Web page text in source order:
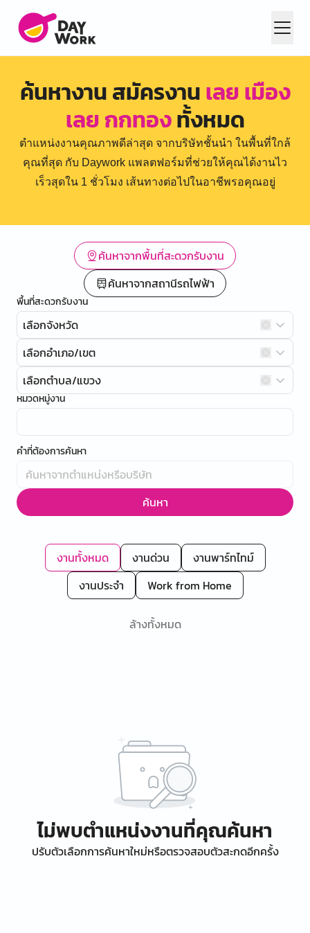
ค้นหางาน สมัครงานเลย เมือง
เลย กกทองทั้งหมด
ตำแหน่งงานคุณภาพดีล่าสุด จากบริษัทชั้นนำ ในพื้นที่ใกล้
คุณที่สุด กับ Daywork แพลตฟอร์มที่ช่วยให้คุณได้งานไว
เร็วสุดใน 1 ชั่วโมง เส้นทางต่อไปในอาชีพรอคุณอยู่
ค้นหาจากพื้นที่สะดวกรับงาน
ค้นหาจากสถานีรถไฟฟ้า
พื้นที่สะดวกรับงาน
เลือกจังหวัด
เลือกอำเภอ/เขต
เลือกตำบล/แขวง
หมวดหมู่งาน
คำที่ต้องการค้นหา
ค้นหา
งานทั้งหมด งานด่วน
งานพาร์ทไทม์
งานประจำ
Work from Home
ล้างทั้งหมด
ไม่พบตำแหน่งงานที่คุณค้นหา
ปรับตัวเลือกการค้นหาใหม่หรือตรวจสอบตัวสะกดอีกครั้ง